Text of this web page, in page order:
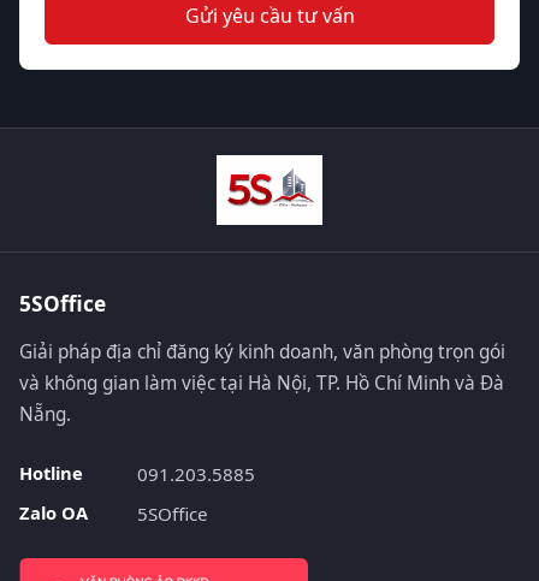
Gửi yêu cầu tư vấn
5SOffice
Giải pháp địa chỉ đăng ký kinh doanh, văn phòng trọn gói
và không gian làm việc tại Hà Nội, TP. Hồ Chí Minh và Đà
Nẵng.
Hotline
091.203.5885
Zalo OA
5SOffice